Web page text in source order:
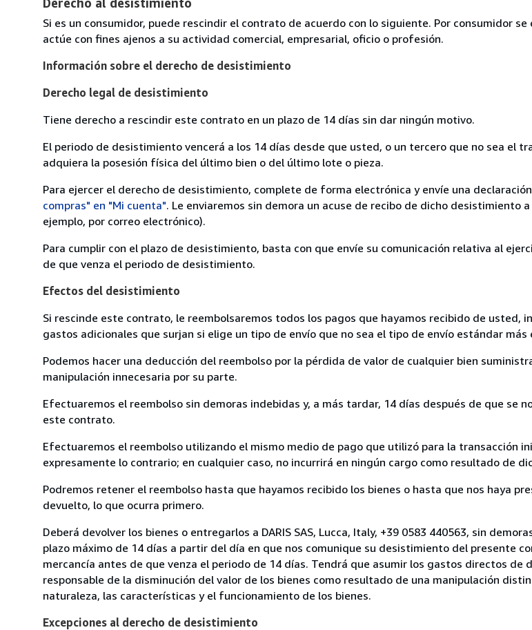
Si es un consumidor, puede rescindir el contrato de acuerdo con lo siguiente. Por consumidor
actúe con fines ajenos a su actividad comercial, empresarial, oficio o profesión.
Información sobre el derecho de desistimiento
Derecho legal de desistimiento
Tiene derecho a rescindir este contrato en un plazo de 14 días sin dar ningún motivo.
El periodo de desistimiento vencerá a los 14 días desde que usted, o un tercero que no sea el
adquiera la posesión física del último bien o del último lote o pieza.
Para ejercer el derecho de desistimiento, complete de forma electrónica y envíe una
compras" en "Mi cuenta". Le enviaremos sin demora un acuse de recibo de dicho desistimiento
ejemplo, por correo electrónico).
Para cumplir con el plazo de desistimiento, basta con que envíe su comunicación relativa al
de que venza el periodo de desistimiento.
Efectos del desistimiento
Si rescinde este contrato, le reembolsaremos todos los pagos que hayamos recibido de usted,
gastos adicionales que surjan si elige un tipo de envío que no sea el tipo de envío estándar
Podemos hacer una deducción del reembolso por la pérdida de valor de cualquier bien
manipulación innecesaria por su parte.
Efectuaremos el reembolso sin demoras indebidas y, a más tardar, 14 días después de que se
este contrato.
Efectuaremos el reembolso utilizando el mismo medio de pago que utilizó para la transacción
expresamente lo contrario; en cualquier caso, no incurrirá en ningún cargo como resultado de
Podremos retener el reembolso hasta que hayamos recibido los bienes o hasta que nos haya
devuelto, lo que ocurra primero.
Deberá devolver los bienes o entregarlos a DARIS SAS, Lucca, Italy, +39 0583 440563, sin
plazo máximo de 14 días a partir del día en que nos comunique su desistimiento del presente
mercancía antes de que venza el periodo de 14 días. Tendrá que asumir los gastos directos de
responsable de la disminución del valor de los bienes como resultado de una manipulación
naturaleza, las características y el funcionamiento de los bienes.
Excepciones al derecho de desistimiento